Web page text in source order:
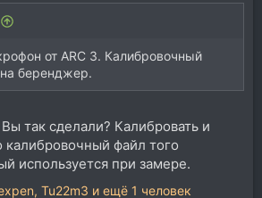
от ARC 3. Калибровочный
беренджер.
так сделали? Калибровать и
калибровочный файл того
используется при замере.
, Tu22m3 и ещё 1 человек